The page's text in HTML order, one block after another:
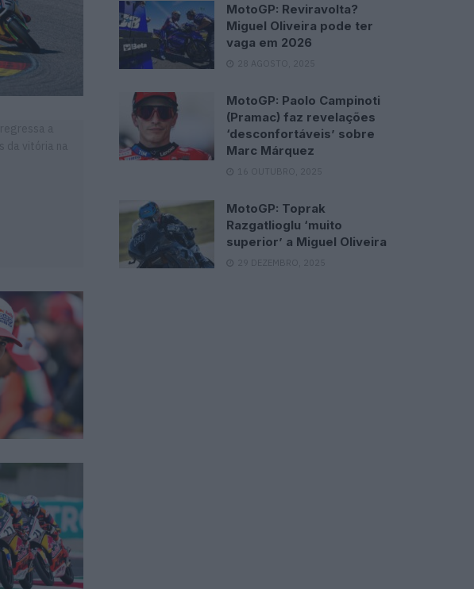
MotoGP: Reviravolta?
Miguel Oliveira pode ter
vaga em 2026
28 AGOSTO, 2025
MotoGP: Paolo Campinoti
(Pramac) faz revelações
‘desconfortáveis’ sobre
Marc Márquez
16 OUTUBRO, 2025
MotoGP: Toprak
Razgatlioglu ‘muito
superior’ a Miguel Oliveira